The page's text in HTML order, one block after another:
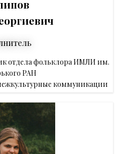
отдела фольклора ИМЛИ им.
РАН
коммуникации